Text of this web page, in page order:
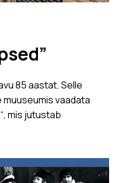
85 aastat. Selle
vaadata
mis jutustab